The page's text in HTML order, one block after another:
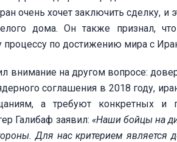
очень хочет заключить сделку,
дома. Он также признал,
процессу по достижению мира с
внимание на другом вопросе:
соглашения в 2018 году,
а требуют конкретных и
Галибаф заявил: «Наши бойцы на
Для нас критерием является